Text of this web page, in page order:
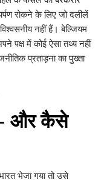
रोकने के लिए जो दलीलें
नहीं हैं। बेल्जियम
पक्ष में कोई ऐसा तथ्य नहीं
प्रताड़ना का पुख्ता
और कैसे
भेजा गया तो उसे